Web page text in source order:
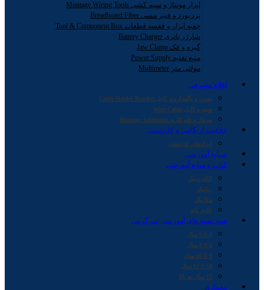
ابزار مونتاژ و سیم کشی Montage Wiring Tools
برد بورد و فیبر مسی Breadboard Fiber
جعبه ابزار و قفسه قطعات Tool & Component Box
شارژر باتری Battery Charger
گیره و فک Jaw Clamp
منبع تغذیه Power Supply
مولتی متر Multimeter
اقلام مصرفی
بست و نگهدارنده کابل Cable Holder Bracket
سیم و کابل Wire Cable
مونتاژ و قلع کاری Montage Soldering
خلاقیت اریگامی و کاردستی
ابزارهای کاردستی
صنایع آموزشی
کتاب و منابع آموزشی
الکترونیک
رباتیک
مکانیک
علوم پایه
همه بسته های آموزشی-سرگرمی
4 تا 6 سال
6 تا 8 سال
8 تا 10 سال
10 تا 12 سال
12 سال به بالا
معماری